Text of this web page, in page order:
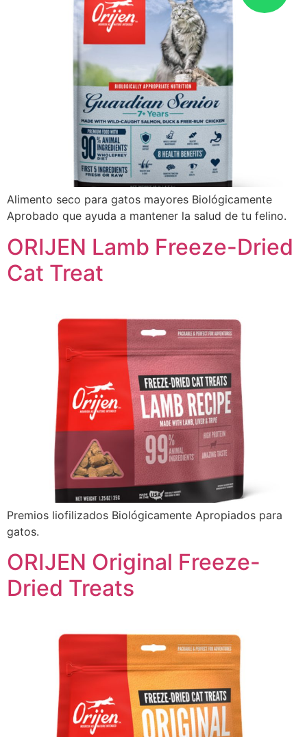
Alimento seco para gatos mayores Biológicamente
Aprobado que ayuda a mantener la salud de tu felino.
ORIJEN Lamb Freeze-Dried
Cat Treat
Premios liofilizados Biológicamente Apropiados para
gatos.
ORIJEN Original Freeze-
Dried Treats